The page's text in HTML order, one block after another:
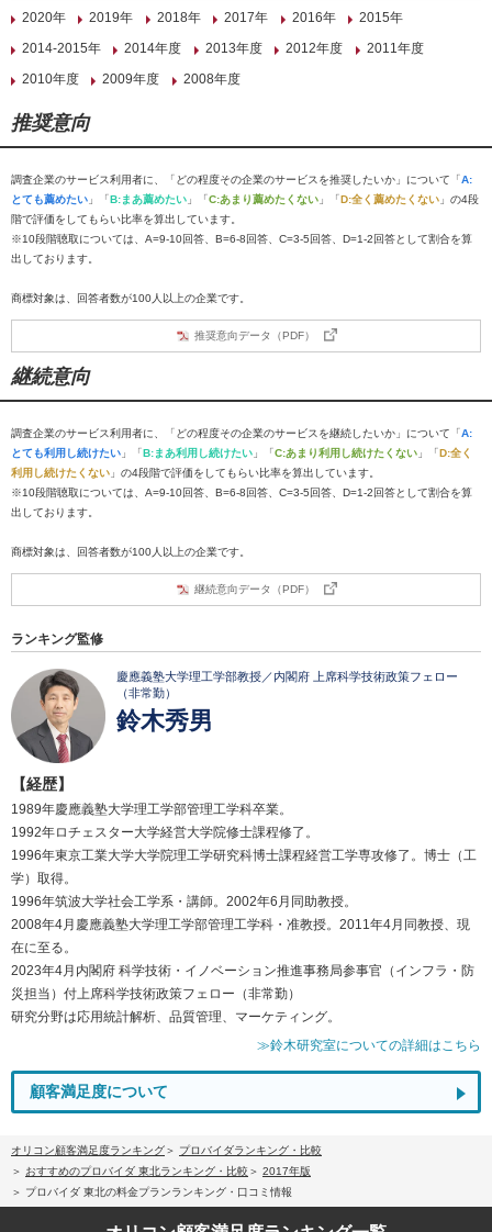
2020年
2019年 2018年 2017年 2016年
2015年
2014-2015年
2014年度 2013年度 2012年度
2011年度
2010年度
2009年度 2008年度
推奨意向
調査企業のサービス利用者に、「どの程度その企業のサービスを推奨したいか」について「A:
とても薦めたい 」「B:まあ薦めたい 」「C:あまり薦めたくない 」「D:全く薦めたくない 」の4段
階で評価をしてもらい比率を算出しています。
※10段階聴取については、A=9-10回答、B=6-8回答、C=3-5回答、D=1-2回答として割合を算
出しております。
商標対象は、回答者数が100人以上の企業です。
推奨意向データ（PDF）
継続意向
調査企業のサービス利用者に、「どの程度その企業のサービスを継続したいか」について「A:
とても利用し続けたい 」「B:まあ利用し続けたい 」「C:あまり利用し続けたくない 」「D:全く
利用し続けたくない 」の4段階で評価をしてもらい比率を算出しています。
※10段階聴取については、A=9-10回答、B=6-8回答、C=3-5回答、D=1-2回答として割合を算
出しております。
商標対象は、回答者数が100人以上の企業です。
継続意向データ（PDF）
ランキング監修
慶應義塾大学理工学部教授／内閣府 上席科学技術政策フェロー
（非常勤）
鈴木秀男
【経歴】
1989年慶應義塾大学理工学部管理工学科卒業。
1992年ロチェスター大学経営大学院修士課程修了。
1996年東京工業大学大学院理工学研究科博士課程経営工学専攻修了。博士（工
学）取得。
1996年筑波大学社会工学系・講師。2002年6月同助教授。
2008年4月慶應義塾大学理工学部管理工学科・准教授。2011年4月同教授、現
在に至る。
2023年4月内閣府 科学技術・イノベーション推進事務局参事官（インフラ・防
災担当）付上席科学技術政策フェロー（非常勤）
研究分野は応用統計解析、品質管理、マーケティング。
≫鈴木研究室についての詳細はこちら
顧客満足度について
オリコン顧客満足度ランキング
プロバイダランキング・比較
おすすめのプロバイダ 東北ランキング・比較
2017年版
プロバイダ 東北の料金プランランキング・口コミ情報